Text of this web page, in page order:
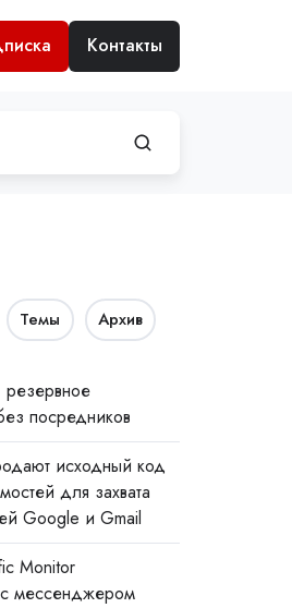
Контакты
Темы Архив
посредников
исходный код
для захвата
Google и Gmail
Monitor
с мессенджером